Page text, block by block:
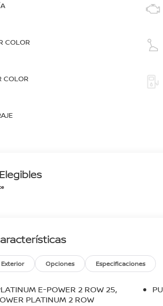
COLOR
COLOR
Exterior Opciones Especificaciones
E-POWER 2 ROW 25,
PLATINUM 2 ROW